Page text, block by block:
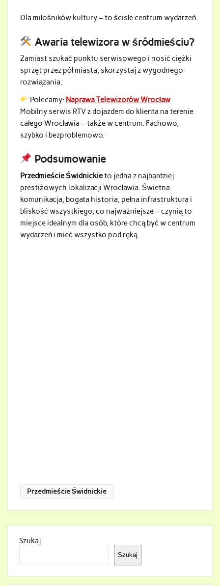
Dla miłośników kultury – to ścisłe centrum wydarzeń.
Awaria telewizora w śródmieściu?
Zamiast szukać punktu serwisowego i nosić ciężki
sprzęt przez pół miasta, skorzystaj z wygodnego
rozwiązania.
Polecamy: Naprawa Telewizorów Wrocław
Mobilny serwis RTV z dojazdem do klienta na terenie
całego Wrocławia – także w centrum. Fachowo,
szybko i bezproblemowo.
Podsumowanie
Przedmieście Świdnickieto jedna z najbardziej
prestiżowych lokalizacji Wrocławia. Świetna
komunikacja, bogata historia, pełna infrastruktura i
bliskość wszystkiego, co najważniejsze – czynią to
miejsce idealnym dla osób, które chcą być w centrum
wydarzeń i mieć wszystko pod ręką.
Przedmieście Świdnickie
Szukaj
Szukaj